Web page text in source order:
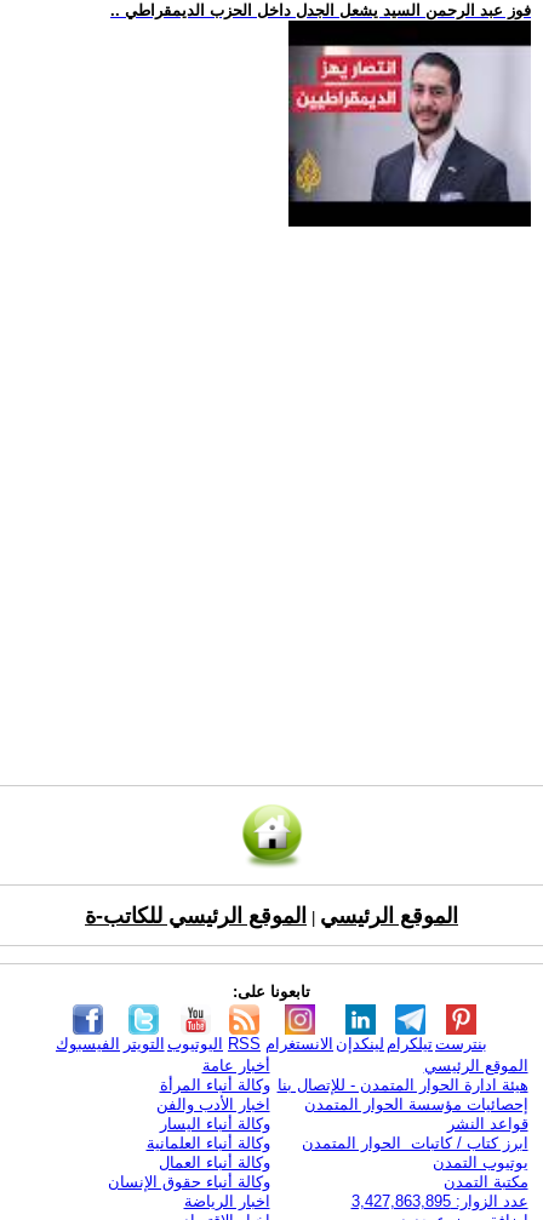
.. فوز عبد الرحمن السيد يشعل الجدل داخل الحزب الديمقراطي
الموقع الرئيسي الموقع الرئيسي للكاتب-ة
تابعونا على:
الفيسبوك التويتر اليوتيوب RSS الانستغرام لينكدإن تيلكرامبنترست
الموقع الرئيسي
هيئة ادارة الحوار المتمدن - للإتصال بنا
إحصائيات مؤسسة الحوار المتمدن
قواعد النشر
ابرز كتاب / كاتبات الحوار المتمدن
يوتيوب التمدن
مكتبة التمدن
عدد الزوار: 3,427,863,895
أخبار عامة
وكالة أنباء المرأة
اخبار الأدب والفن
وكالة أنباء اليسار
وكالة أنباء العلمانية
وكالة أنباء العمال
وكالة أنباء حقوق الإنسان
اخبار الرياضة